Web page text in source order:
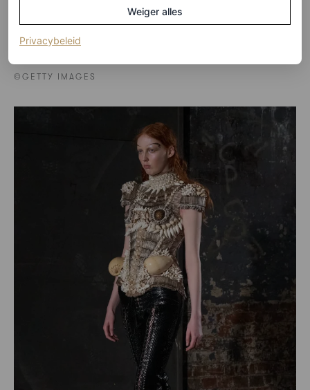
©GETTY IMAGES
Weiger alles
Privacybeleid